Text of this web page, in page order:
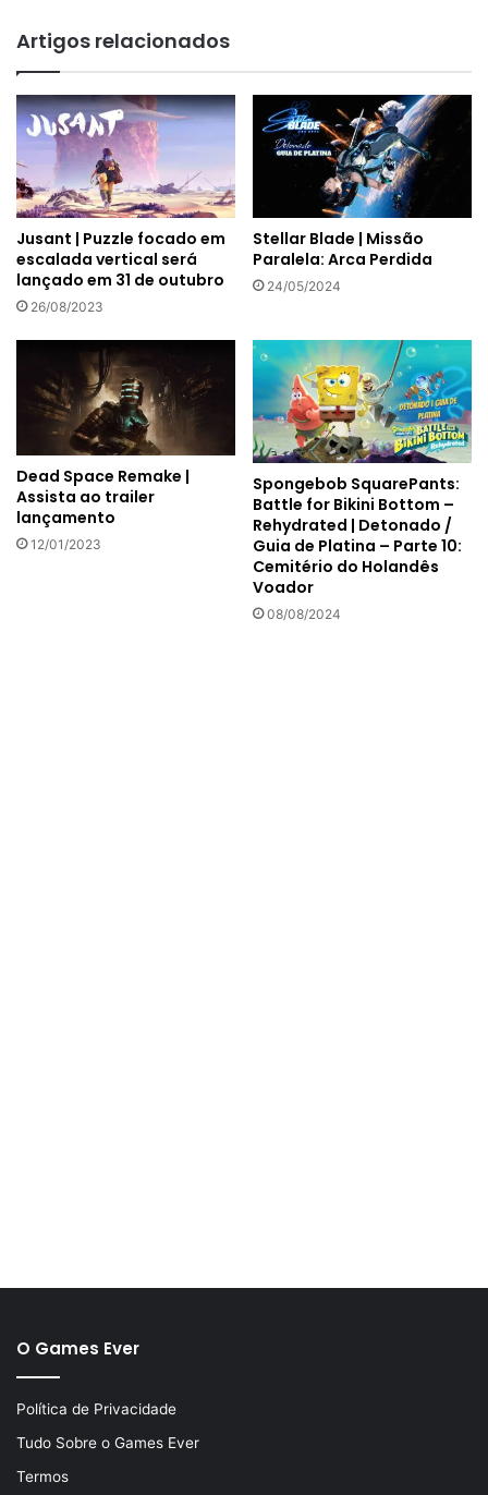
Artigos relacionados
Jusant | Puzzle focado em
escalada vertical será
lançado em 31 de outubro
26/08/2023
Stellar Blade | Missão
Paralela: Arca Perdida
24/05/2024
Dead Space Remake |
Assista ao trailer
lançamento
12/01/2023
Spongebob SquarePants:
Battle for Bikini Bottom –
Rehydrated | Detonado /
Guia de Platina – Parte 10:
Cemitério do Holandês
Voador
08/08/2024
O Games Ever
Política de Privacidade
Tudo Sobre o Games Ever
Termos